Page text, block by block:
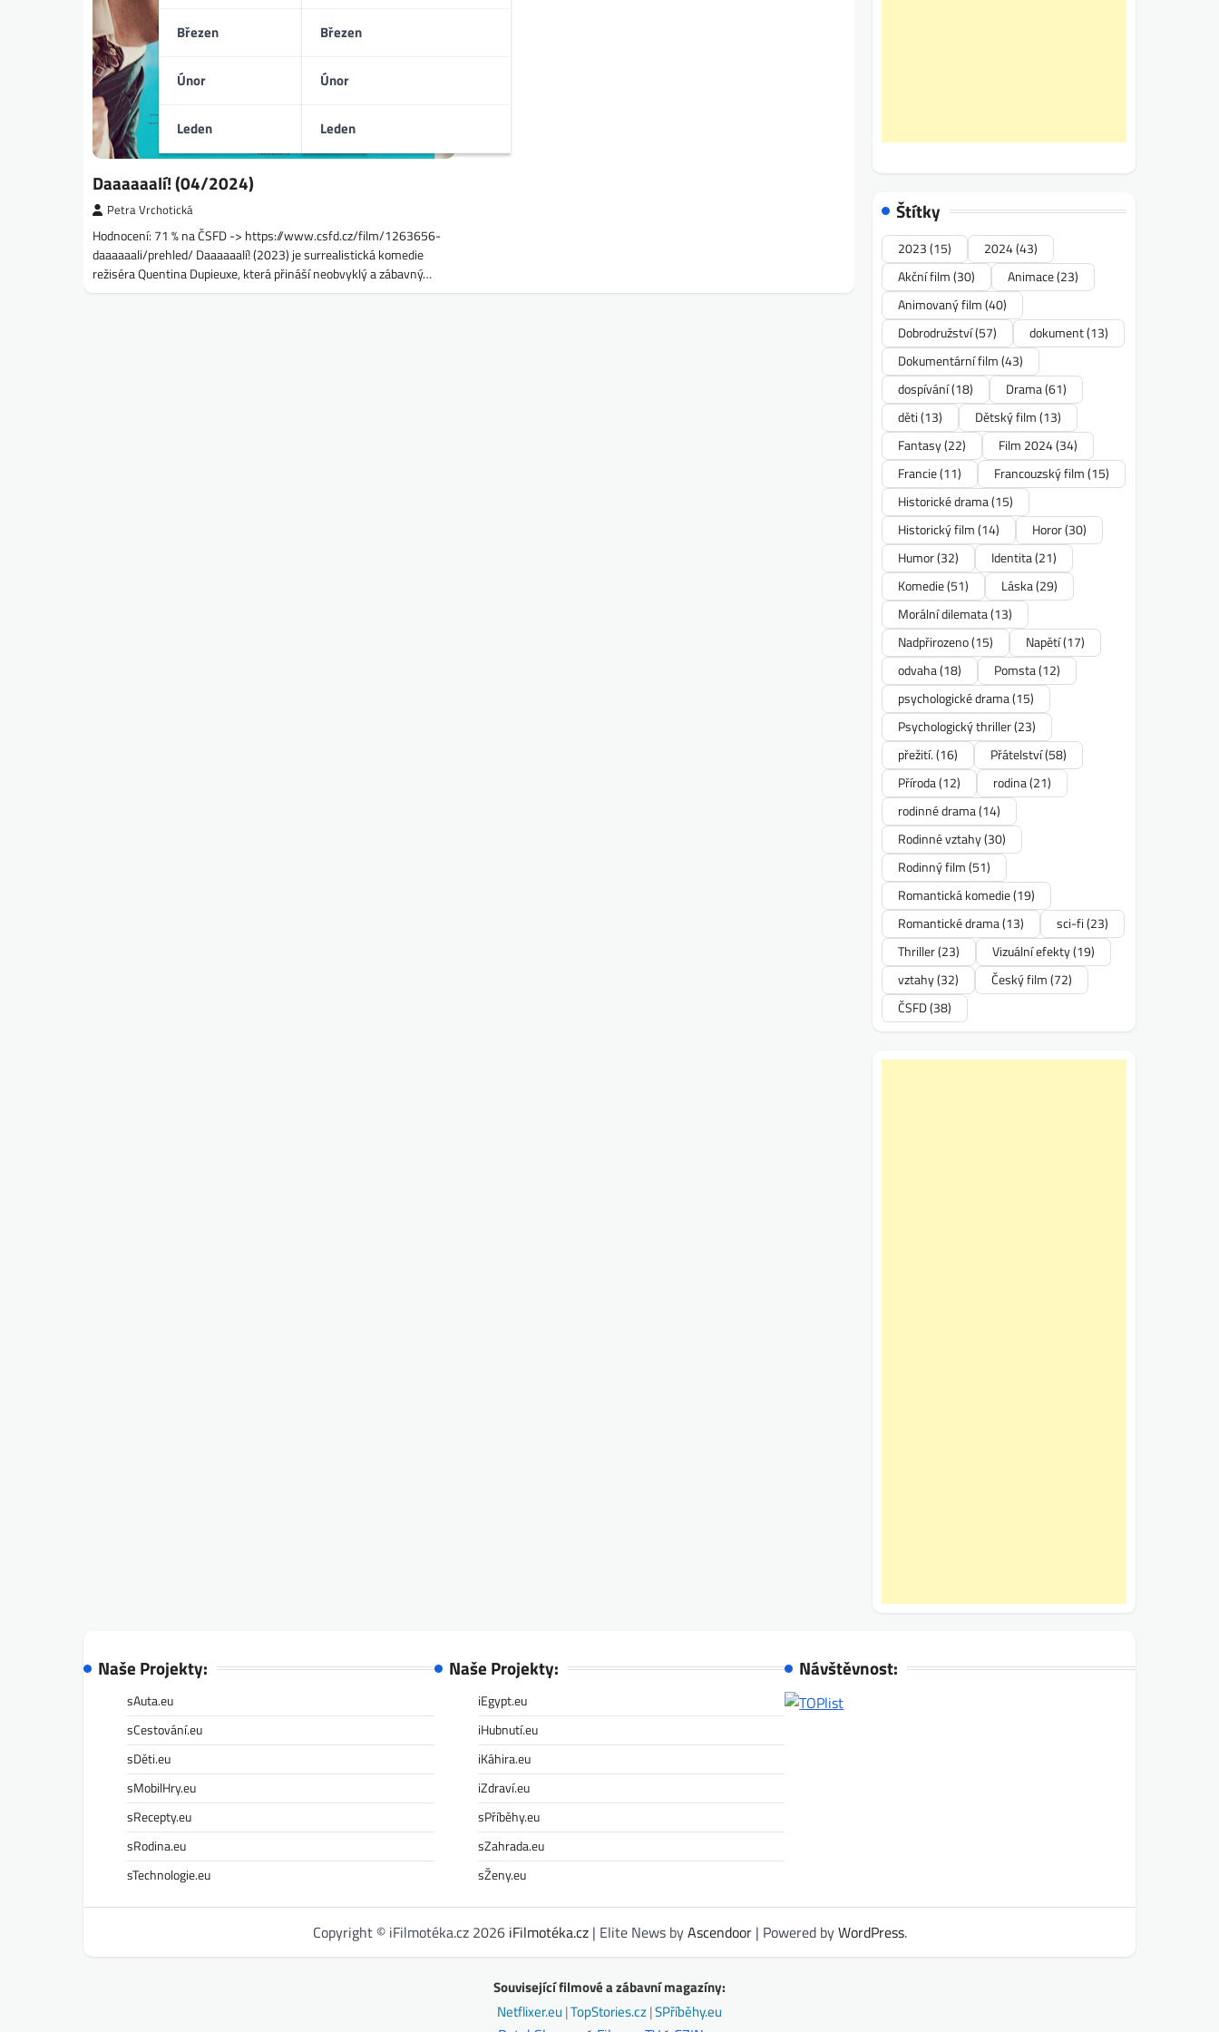
Březen
Únor
Leden
Březen
Únor
Leden
Daaaaaalí! (04/2024)
Petra Vrchotická
Hodnocení: 71 % na ČSFD -> https://www.csfd.cz/film/1263656-
daaaaaali/prehled/ Daaaaaalí! (2023) je surrealistická komedie
režiséra Quentina Dupieuxe, která přináší neobvyklý a zábavný…
Štítky
2023(15) 2024(43)
Akční film(30) Animace(23)
Animovaný film(40)
Dobrodružství(57) dokument(13)
Dokumentární film(43)
dospívání(18) Drama(61)
děti(13) Dětský film(13)
Fantasy(22) Film 2024(34)
Francie(11) Francouzský film(15)
Historické drama(15)
Historický film(14) Horor(30)
Humor(32) Identita(21)
Komedie(51) Láska(29)
Morální dilemata(13)
Nadpřirozeno(15) Napětí(17)
odvaha(18) Pomsta(12)
psychologické drama(15)
Psychologický thriller(23)
přežití.(16) Přátelství(58)
Příroda(12) rodina(21)
rodinné drama(14)
Rodinné vztahy(30)
Rodinný film(51)
Romantická komedie(19)
Romantické drama(13) sci-fi(23)
Thriller(23) Vizuální efekty(19)
vztahy(32) Český film(72)
ČSFD(38)
Naše Projekty:
sAuta.eu
sCestování.eu
sDěti.eu
sMobilHry.eu
sRecepty.eu
sRodina.eu
sTechnologie.eu
Naše Projekty:
iEgypt.eu
iHubnutí.eu
iKáhira.eu
iZdraví.eu
sPříběhy.eu
sZahrada.eu
sŽeny.eu
Návštěvnost:
Copyright © iFilmotéka.cz 2026 iFilmotéka.cz| Elite News byAscendoor| Powered byWordPress.
Související filmové a zábavní magazíny:
Netflixer.eu |TopStories.cz|SPříběhy.eu